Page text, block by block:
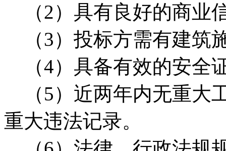
（2）具有良好的商业
（3）投标方需有建筑
（4）具备有效的安全
（5）近两年内无重大
重大违法记录。